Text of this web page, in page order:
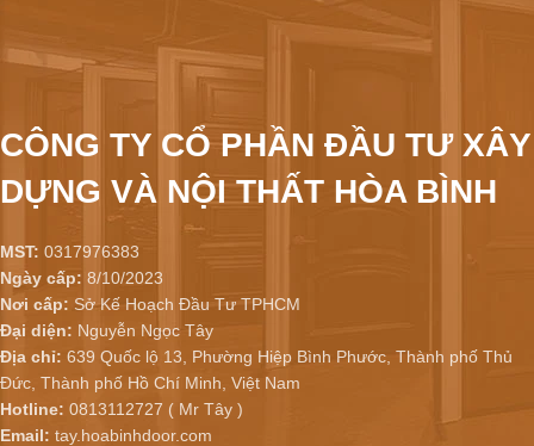
CÔNG TY CỔ PHẦN ĐẦU TƯ XÂY
DỰNG VÀ NỘI THẤT HÒA BÌNH
MST: 0317976383
Ngày cấp: 8/10/2023
Nơi cấp: Sở Kế Hoạch Đầu Tư TPHCM
Đại diện: Nguyễn Ngọc Tây
Địa chỉ: 639 Quốc lộ 13, Phường Hiệp Bình Phước, Thành phố Thủ
Đức, Thành phố Hồ Chí Minh, Việt Nam
Hotline: 0813112727 ( Mr Tây )
Email: tay.hoabinhdoor.com